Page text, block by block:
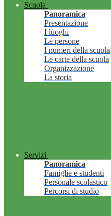
Scuola
Panoramica
Presentazione
I luoghi
Le persone
I numeri della scuola
Le carte della scuola
Organizzazione
La storia
Servizi
Panoramica
Famiglie e studenti
Personale scolastico
Percorsi di studio